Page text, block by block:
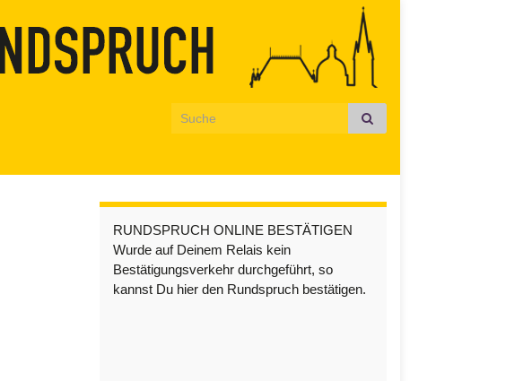
Search for:
RUNDSPRUCH ONLINE BESTÄTIGEN
Wurde auf Deinem Relais kein
Bestätigungsverkehr durchgeführt, so
kannst Du hier den Rundspruch bestätigen.